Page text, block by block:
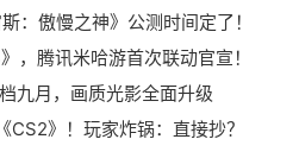
：傲慢之神》公测时间定了！
，腾讯米哈游首次联动官宣！
九月，画质光影全面升级
CS2》！玩家炸锅：直接抄？